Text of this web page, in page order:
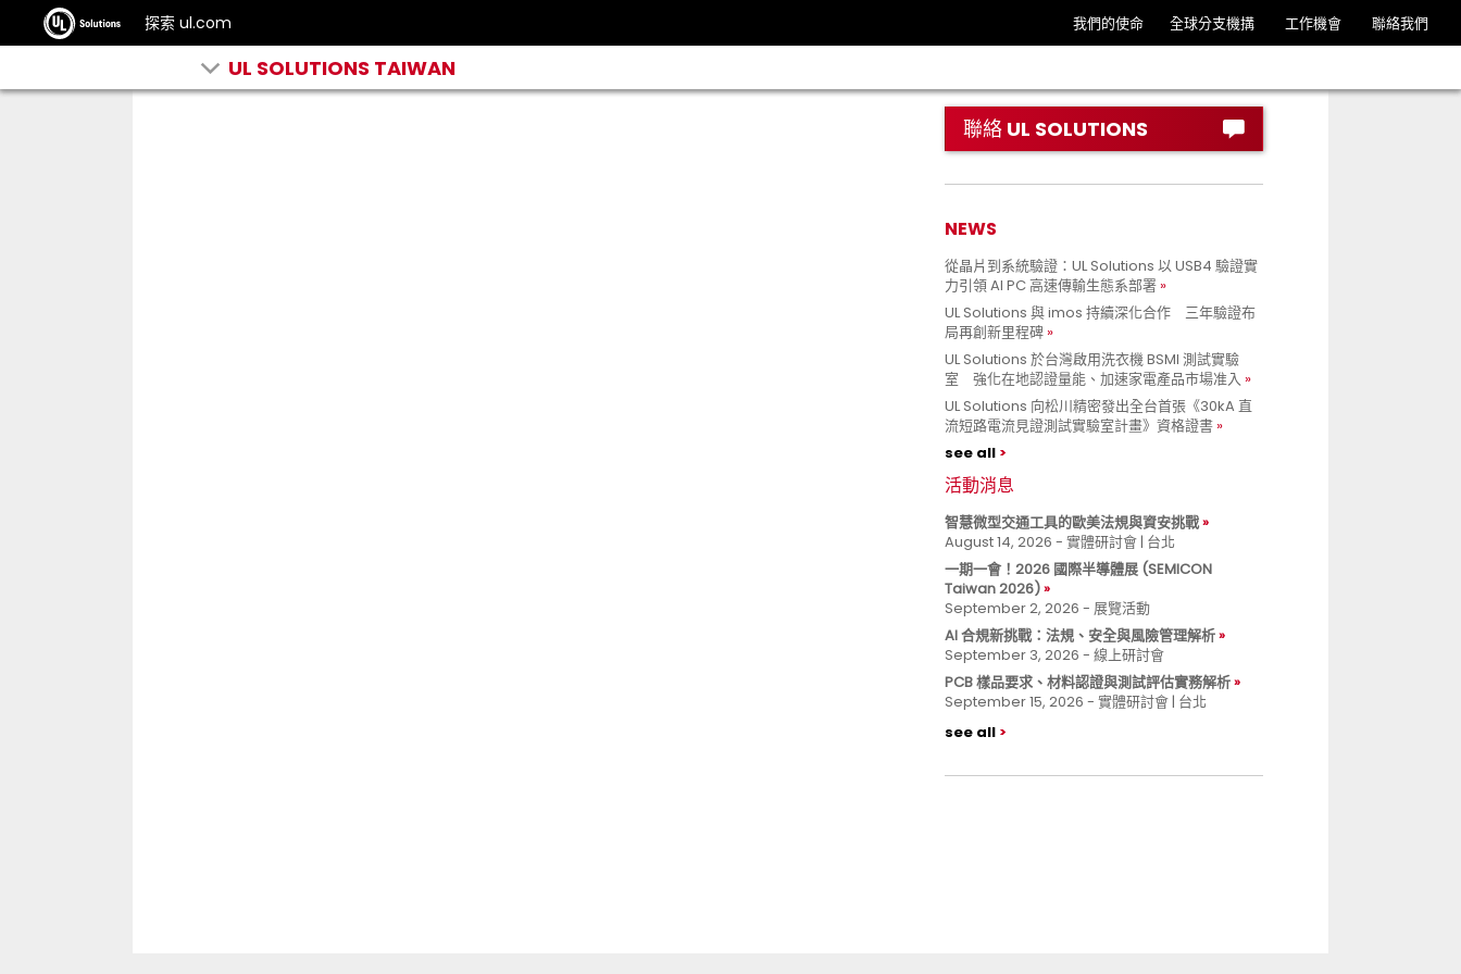
探索 ul.com 我們的使命 全球分支機搆 工作機會 聯絡我們
UL SOLUTIONS TAIWAN
聯絡 UL SOLUTIONS
NEWS
從晶片到系統驗證：UL Solutions 以 USB4 驗證實
力引領 AI PC 高速傳輸生態系部署
UL Solutions 與 imos 持續深化合作 三年驗證布
局再創新里程碑
UL Solutions 於台灣啟用洗衣機 BSMI 測試實驗
室 強化在地認證量能、加速家電產品市場准入
UL Solutions 向松川精密發出全台首張《30kA 直
流短路電流見證測試實驗室計畫》資格證書
see all
活動消息
智慧微型交通工具的歐美法規與資安挑戰
August 14, 2026 - 實體研討會 | 台北
一期一會！2026 國際半導體展 (SEMICON
Taiwan 2026)
September 2, 2026 - 展覽活動
AI 合規新挑戰：法規、安全與風險管理解析
September 3, 2026 - 線上研討會
PCB 樣品要求、材料認證與測試評估實務解析
September 15, 2026 - 實體研討會 | 台北
see all